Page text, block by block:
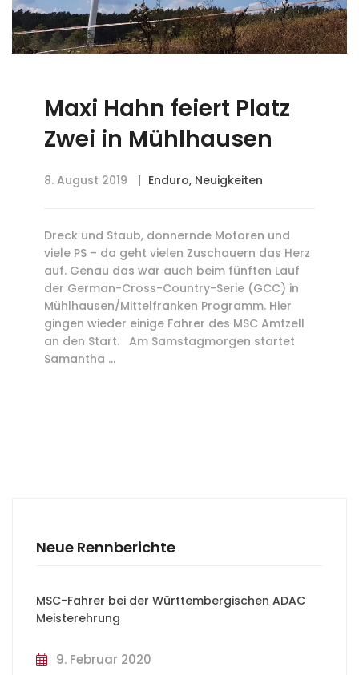
Maxi Hahn feiert Platz
Zwei in Mühlhausen
8. August 2019 Enduro, Neuigkeiten
Dreck und Staub, donnernde Motoren und
viele PS – da geht vielen Zuschauern das Herz
auf. Genau das war auch beim fünften Lauf
der German-Cross-Country-Serie (GCC) in
Mühlhausen/Mittelfranken Programm. Hier
gingen wieder einige Fahrer des MSC Amtzell
an den Start. Am Samstagmorgen startet
Samantha …
Neue Rennberichte
MSC-Fahrer bei der Württembergischen ADAC
Meisterehrung
9. Februar 2020